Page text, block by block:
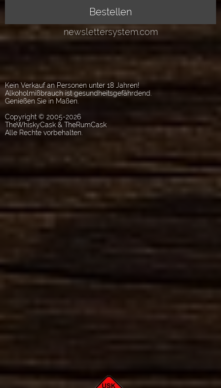
Kein Verkauf an Personen unter 18 Jahren!
Alkoholmißbrauch ist gesundheitsgefährdend.
Genießen Sie in Maßen.
Copyright © 2005-2026
TheWhiskyCask & TheRumCask
Alle Rechte vorbehalten.